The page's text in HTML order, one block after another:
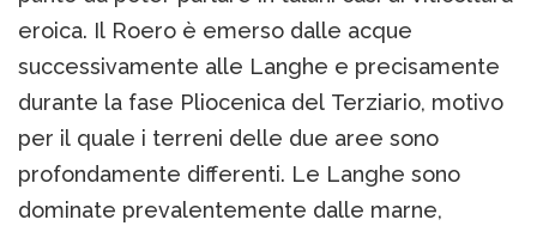
eroica. Il Roero è emerso dalle acque
successivamente alle Langhe e precisamente
durante la fase Pliocenica del Terziario, motivo
per il quale i terreni delle due aree sono
profondamente differenti. Le Langhe sono
dominate prevalentemente dalle marne,